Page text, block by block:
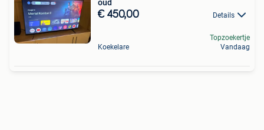
oud
€ 450,00 Details
Koekelare
Topzoekertje
Vandaag